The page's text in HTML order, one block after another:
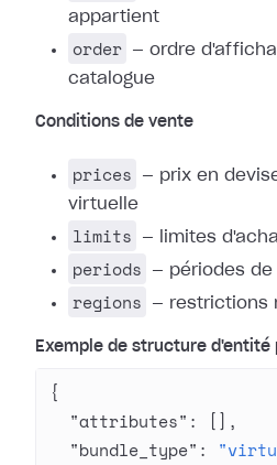
appartient
order
— ordre
catalogue
Conditions de vente
prices
— prix en
virtuelle
limits — limites
periods — périodes
regions — restrictions
Exemple de structure d'entité
{
  "attributes"
: [],
  "bundle_type"
: